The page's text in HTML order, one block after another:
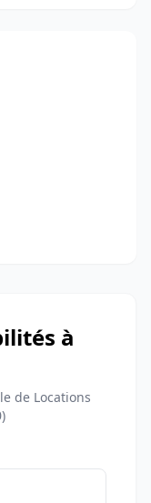
à
de Locations